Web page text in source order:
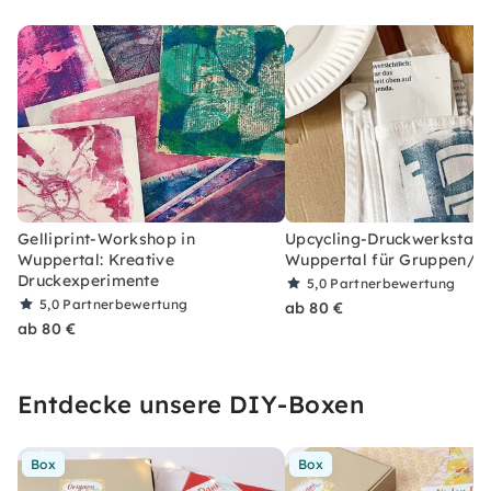
Gelliprint-Workshop in
Wuppertal: Kreative
Druckexperimente
5,0 Partnerbewertung
ab 80 €
Upcycling-Druckwerkstatt
Wuppertal für Gruppen/
5,0 Partnerbewertung
ab 80 €
Entdecke unsere DIY-Boxen
Box Box